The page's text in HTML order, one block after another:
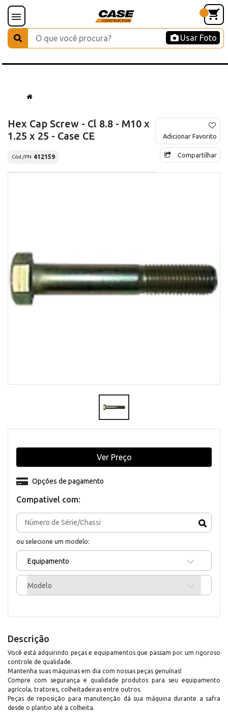
Usar Foto
Hex Cap Screw - Cl 8.8 - M10 x
1.25 x 25 - Case CE
Cód./PN 412159
Adicionar Favorito
Compartilhar
Compativel com:
ou selecione um modelo:
Equipamento
Modelo
Opções de pagamento
Ver Preço
Descrição
Você está adquirindo peças e equipamentos que passam por um rigoroso
controle de qualidade.
Mantenha suas máquinas em dia com nossas peças genuínas!
Compre com segurança e qualidade produtos para seu equipamento
agrícola, tratores, colheitadeiras entre outros.
Peças de reposição para manutenção dá sua máquina durante a safra
desde o plantio até a colheita.